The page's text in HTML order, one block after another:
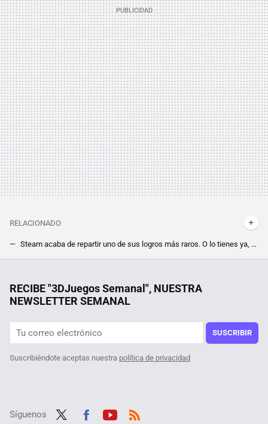
RELACIONADO
Steam acaba de repartir uno de sus logros más raros. O lo tienes ya, o no lo olerás hasta 2025
Stardew Valley sigue siendo el cozy por excelencia, y es principalmente por un elemento que no está en el juego en sí
RECIBE "3DJuegos Semanal", NUESTRA
NEWSLETTER SEMANAL
SUSCRIBIR
Suscribiéndote aceptas nuestra política de privacidad
Síguenos